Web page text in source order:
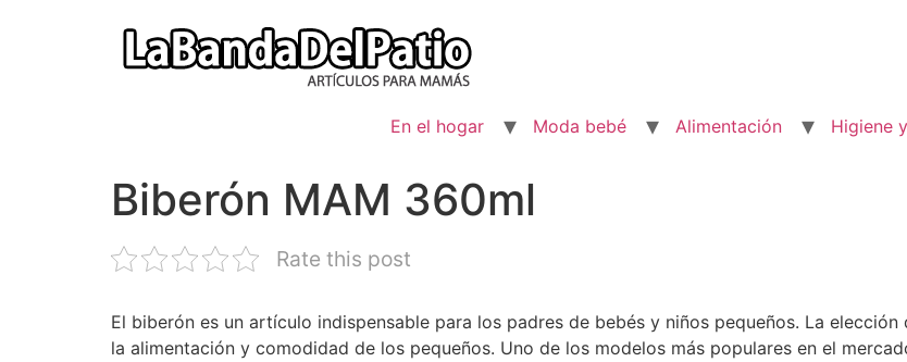
En el hogar Moda bebé Alimentación Higiene
Biberón MAM 360ml
Rate this post
El biberón es un artículo indispensable para los padres de bebés y niños pequeños. La
la alimentación y comodidad de los pequeños. Uno de los modelos más populares en el